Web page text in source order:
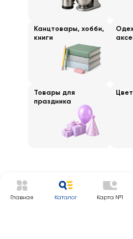
Канцтовары, хобби,
книги
Товары для
праздника
Главная Каталог Карта №1